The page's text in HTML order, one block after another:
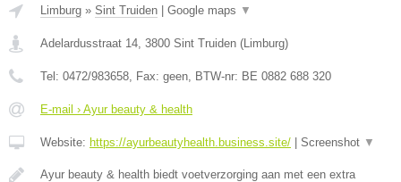
Limburg » Sint Truiden Google maps ▼
Adelardusstraat 14, 3800 Sint Truiden (Limburg)
Tel: 0472/983658, Fax: geen, BTW-nr: BE 0882 688 320
E-mail › Ayur beauty & health
Website: https://ayurbeautyhealth.business.site/ Screenshot ▼
Ayur beauty & health biedt voetverzorging aan met een extra